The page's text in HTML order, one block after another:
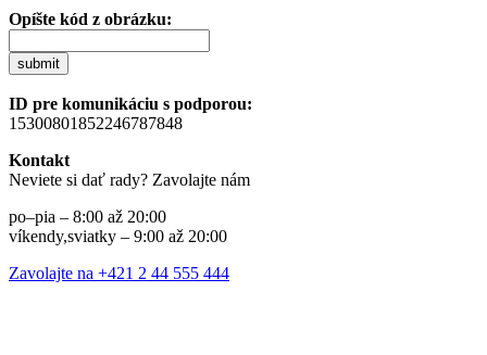
Opíšte kód z obrázku:
submit
ID pre komunikáciu s podporou:
15300801852246787848
Kontakt
Neviete si dať rady? Zavolajte nám
po–pia – 8:00 až 20:00
víkendy,sviatky – 9:00 až 20:00
Zavolajte na +421 2 44 555 444